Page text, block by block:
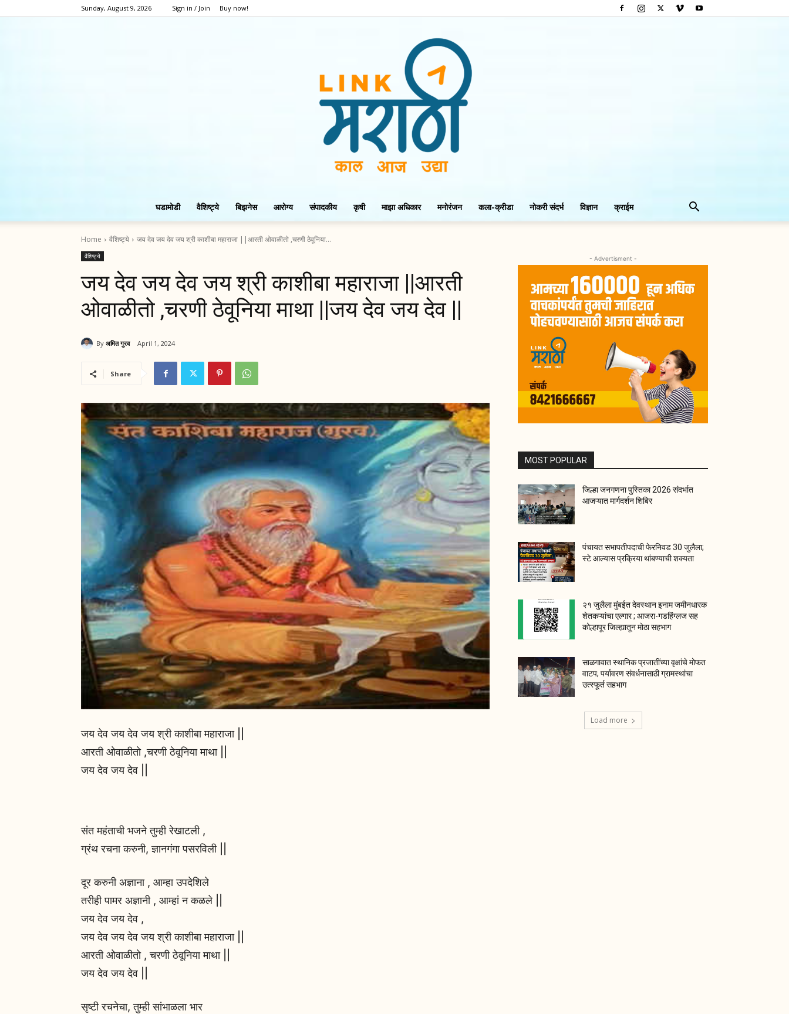
Sunday, August 9, 2026 Sign in / Join Buy now!
घडामोडी वैशिष्ट्ये बिझनेस आरोग्य संपादकीय कृषी माझा अधिकार मनोरंजन कला-क्रीडा नोकरी संदर्भ विज्ञान क्राईम
Home वैशिष्ट्ये जय देव जय देव जय श्री काशीबा महाराजा ||आरती ओवाळीतो ,चरणी ठेवूनिया...
वैशिष्ट्ये
जय देव जय देव जय श्री काशीबा महाराजा ||आरती
ओवाळीतो ,चरणी ठेवूनिया माथा ||जय देव जय देव ||
By अमित गुरव April 1, 2024
Share
जय देव जय देव जय श्री काशीबा महाराजा ||
आरती ओवाळीतो ,चरणी ठेवूनिया माथा ||
जय देव जय देव ||
संत महंताची भजने तुम्ही रेखाटली ,
ग्रंथ रचना करुनी, ज्ञानगंगा पसरविली ||
दूर करुनी अज्ञाना , आम्हा उपदेशिले
तरीही पामर अज्ञानी , आम्हां न कळले ||
जय देव जय देव ,
जय देव जय देव जय श्री काशीबा महाराजा ||
आरती ओवाळीतो , चरणी ठेवूनिया माथा ||
जय देव जय देव ||
सृष्टी रचनेचा, तुम्ही सांभाळला भार
- Advertisment -
MOST POPULAR
जिल्हा जनगणना पुस्तिका 2026 संदर्भात
आजऱ्यात मार्गदर्शन शिबिर
पंचायत सभापतीपदाची फेरनिवड 30 जुलैला;
स्टे आल्यास प्रक्रिया थांबण्याची शक्यता
२१ जुलैला मुंबईत देवस्थान इनाम जमीनधारक
शेतकऱ्यांचा एल्गार ; आजरा-गडहिंग्लज सह
कोल्हापूर जिल्ह्यातून मोठा सहभाग
साळगावात स्थानिक प्रजातींच्या वृक्षांचे मोफत
वाटप; पर्यावरण संवर्धनासाठी ग्रामस्थांचा
उत्स्फूर्त सहभाग
Load more